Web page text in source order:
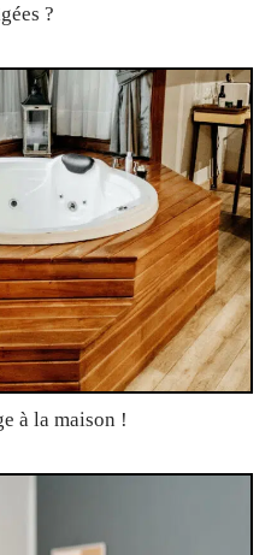
?
à la maison !